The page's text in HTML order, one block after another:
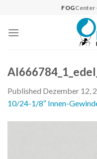
content
FOGCenter
Published Dezember 12,
10/24-1/8″ Innen-